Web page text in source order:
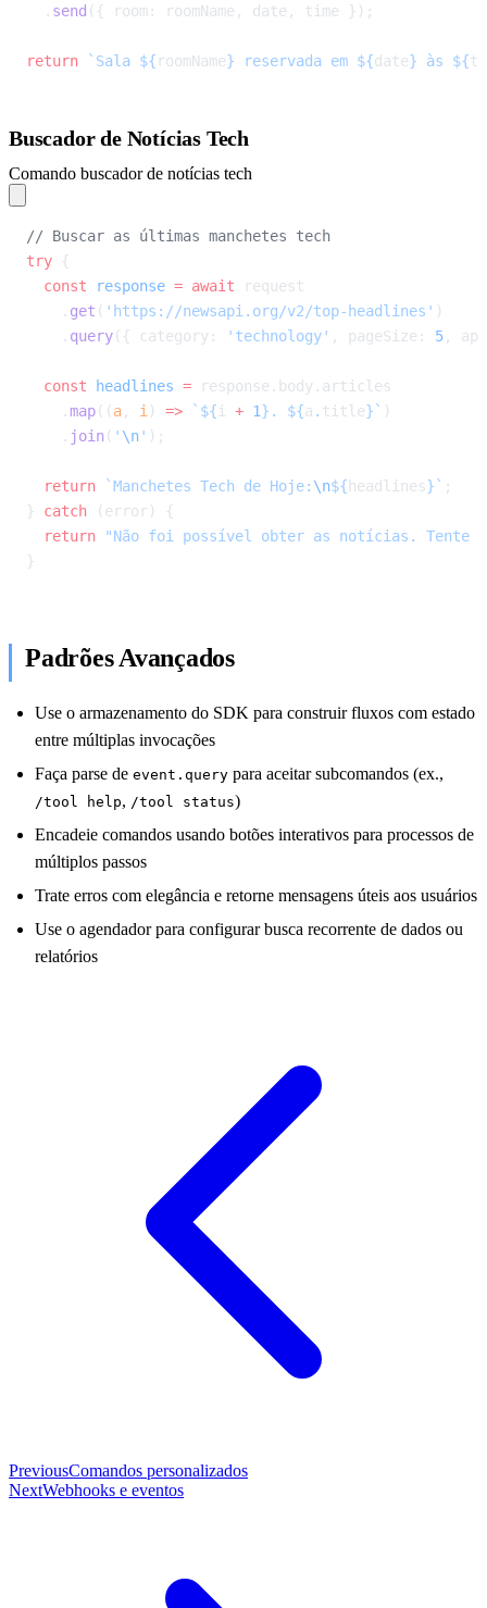
  .
send ({ room: roomName, date, time });
return `Sala ${ roomName} reservada em ${date} às ${
Buscador de Notícias Tech
Comando buscador de notícias tech
// Buscar as últimas manchetes tech
try {
  const
response = await request
    .
get ( 'https://newsapi.org/v2/top-headlines' )
    .
query({ category: 'technology' , pageSize: 5 ,
  const
headlines = response.body.articles
    .
map((a , i ) => `${i + 1}. ${a . title}` )
    .
join ( ' \n' );
  return
`Manchetes Tech de Hoje: \n${ headlines}` ;
} catch (error) {
  return
"Não foi possível obter as notícias. Tente
}
Padrões Avançados
Use o armazenamento do SDK para construir fluxos com estado
entre múltiplas invocações
Faça parse de event.query para aceitar subcomandos (ex.,
/tool help, /tool status)
Encadeie comandos usando botões interativos para processos de
múltiplos passos
Trate erros com elegância e retorne mensagens úteis aos usuários
Use o agendador para configurar busca recorrente de dados ou
relatórios
PreviousComandos personalizados
NextWebhooks e eventos